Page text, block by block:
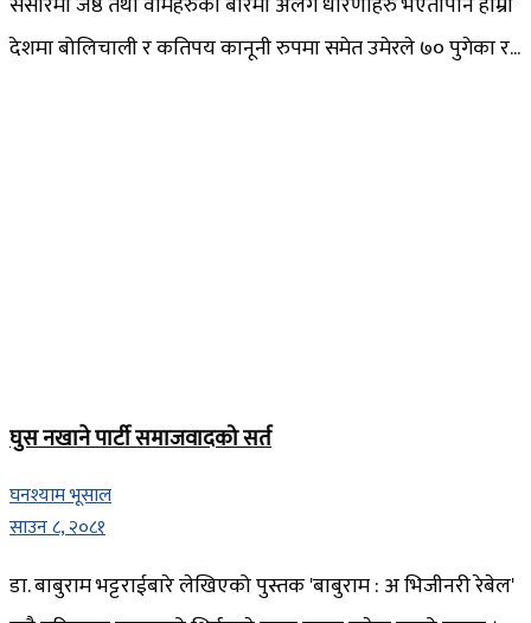
देशमा बोलिचाली र कतिपय कानूनी रुपमा समेत उमेरले ७० पुगेका र...
घुस नखाने पार्टी समाजवादको सर्त
घनश्याम भूसाल
साउन ८, २०८१
डा. बाबुराम भट्टराईबारे लेखिएको पुस्तक 'बाबुराम : अ भिजीनरी रेबेल'